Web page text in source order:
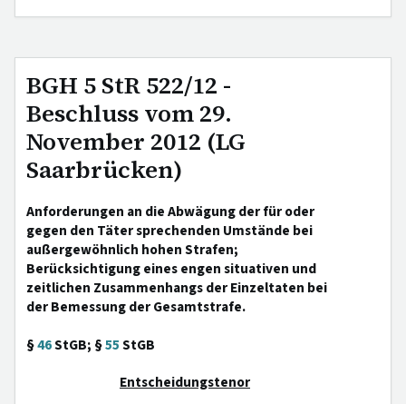
BGH 5 StR 522/12 -
Beschluss vom 29.
November 2012 (LG
Saarbrücken)
Anforderungen an die Abwägung der für oder
gegen den Täter sprechenden Umstände bei
außergewöhnlich hohen Strafen;
Berücksichtigung eines engen situativen und
zeitlichen Zusammenhangs der Einzeltaten bei
der Bemessung der Gesamtstrafe.
§46StGB; §55StGB
Entscheidungstenor